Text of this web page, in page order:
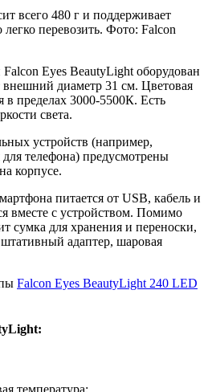
всего 480 г и поддерживает
перевозить. Фото: Falcon
Eyes BeautyLight оборудован
внешний диаметр 31 см. Цветовая
в пределах 3000-5500К. Есть
света.
устройств (например,
телефона) предусмотрены
корпусе.
питается от USB, кабель и
вместе с устройством. Помимо
сумка для хранения и переноски,
адаптер, шаровая
Falcon Eyes BeautyLight 240 LED